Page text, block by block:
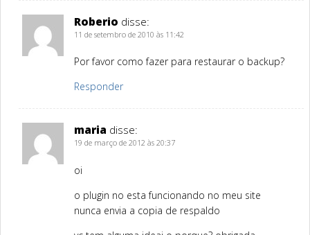
Roberio disse:
11 de setembro de 2010 às 11:42
Por favor como fazer para restaurar o backup?
Responder
maria disse:
19 de março de 2012 às 20:37
oi
o plugin no esta funcionando no meu site
nunca envia a copia de respaldo